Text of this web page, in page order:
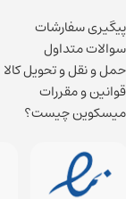
پیگیری سفارشات
سوالات متداول
حمل و نقل و تحویل کالا
قوانین و مقررات
میسکوین چیست؟